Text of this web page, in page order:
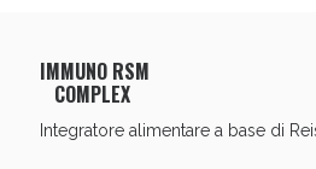
IMMUNO RSM
COMPLEX
Integratore alimentare a base di